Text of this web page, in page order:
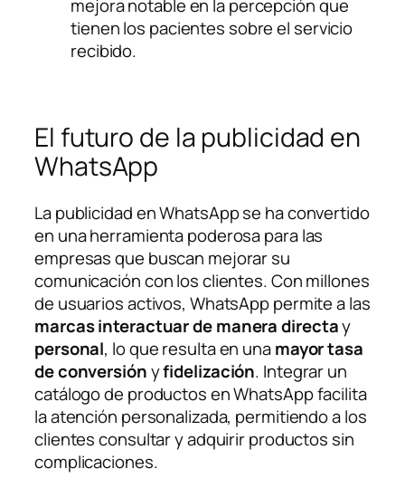
mejora notable en la percepción que
tienen los pacientes sobre el servicio
recibido.
El futuro de la publicidad en
WhatsApp
La publicidad en WhatsApp se ha convertido
en una herramienta poderosa para las
empresas que buscan mejorar su
comunicación con los clientes. Con millones
de usuarios activos, WhatsApp permite a las
marcasinteractuar de manera directay
personal, lo que resulta en unamayor tasa
de conversiónyfidelización. Integrar un
catálogo de productos en WhatsApp facilita
la atención personalizada, permitiendo a los
clientes consultar y adquirir productos sin
complicaciones.